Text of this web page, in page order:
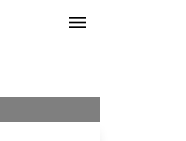
menu